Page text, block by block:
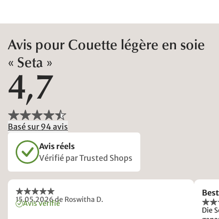
Avis pour Couette légère en soie
« Seta »
4,7
Basé sur 94 avis
Avis réels
Vérifié par Trusted Shops
15.05.2026de Roswitha D.
Avis vérifié
Die